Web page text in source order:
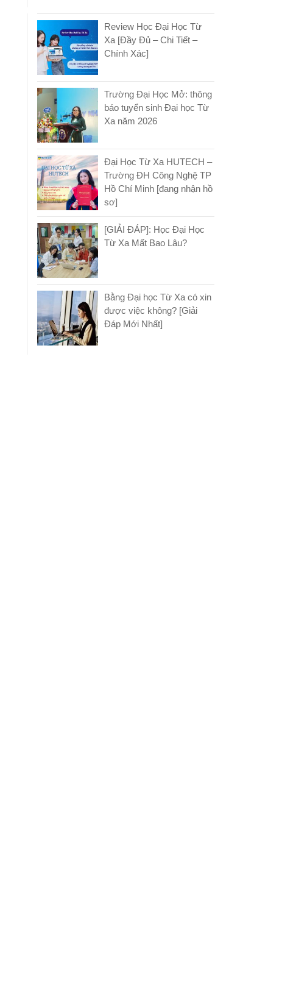
Review Học Đại Học Từ
Xa [Đầy Đủ – Chi Tiết –
Chính Xác]
Trường Đại Học Mở: thông
báo tuyển sinh Đại học Từ
Xa năm 2026
Đại Học Từ Xa HUTECH –
Trường ĐH Công Nghệ TP
Hồ Chí Minh [đang nhận hồ
sơ]
[GIẢI ĐÁP]: Học Đại Học
Từ Xa Mất Bao Lâu?
Bằng Đại học Từ Xa có xin
được việc không? [Giải
Đáp Mới Nhất]